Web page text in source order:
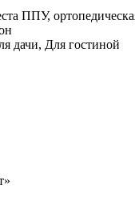
ППУ,
дачи, Для гостиной